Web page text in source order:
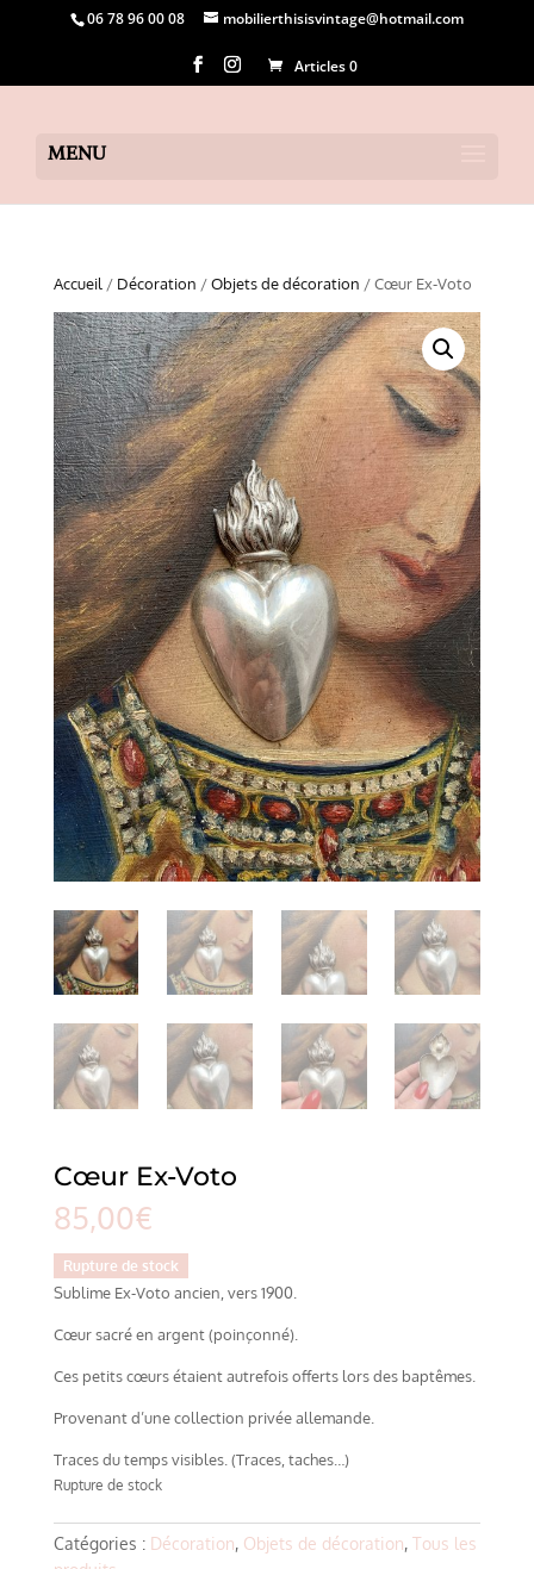
06 78 96 00 08 mobilierthisisvintage@hotmail.com
Articles 0
Accueil / Décoration /Objets de décoration / Cœur Ex-Voto
Cœur Ex-Voto
85,00€
Rupture de stock
Sublime Ex-Voto ancien, vers 1900.
Cœur sacré en argent (poinçonné).
Ces petits cœurs étaient autrefois offerts lors des baptêmes.
Provenant d’une collection privée allemande.
Traces du temps visibles. (Traces, taches…)
Rupture de stock
Catégories : Décoration, Objets de décoration, Tous les